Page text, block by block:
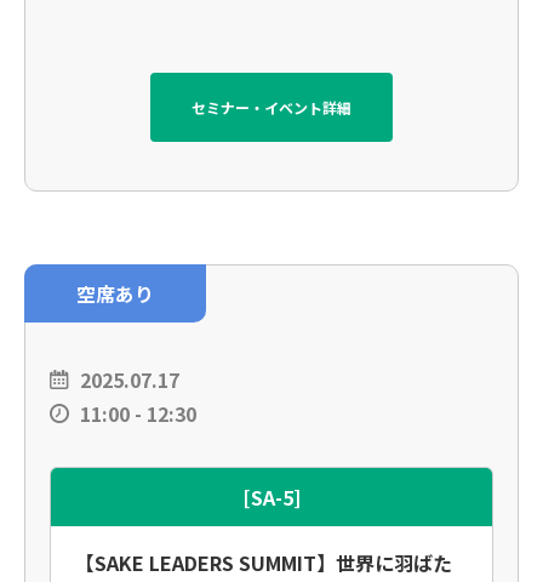
セミナー・イベント詳細
空席あり
2025.07.17
11:00 - 12:30
[SA-5]
【SAKE LEADERS SUMMIT】世界に羽ばた